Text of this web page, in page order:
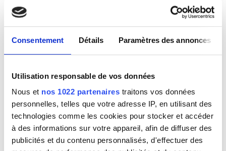
Consentement Détails Paramètres des annonces
Utilisation responsable de vos données
Nous et nos 1022 partenaires traitons vos données
personnelles, telles que votre adresse IP, en utilisant des
technologies comme les cookies pour stocker et accéder
à des informations sur votre appareil, afin de diffuser des
publicités et du contenu personnalisés, d'effectuer des
Équipements
Rafraîchissements
Wi-Fi gratuit
Écrans TV
Transfert gratuit
Diaverum Marco Canaveses
Marco de Canaveses, Portugal
0,19 km du centre-ville
Par traitement
Dialyse HD 160,3 €
Dialyse HDF 160,3 €
Réserver